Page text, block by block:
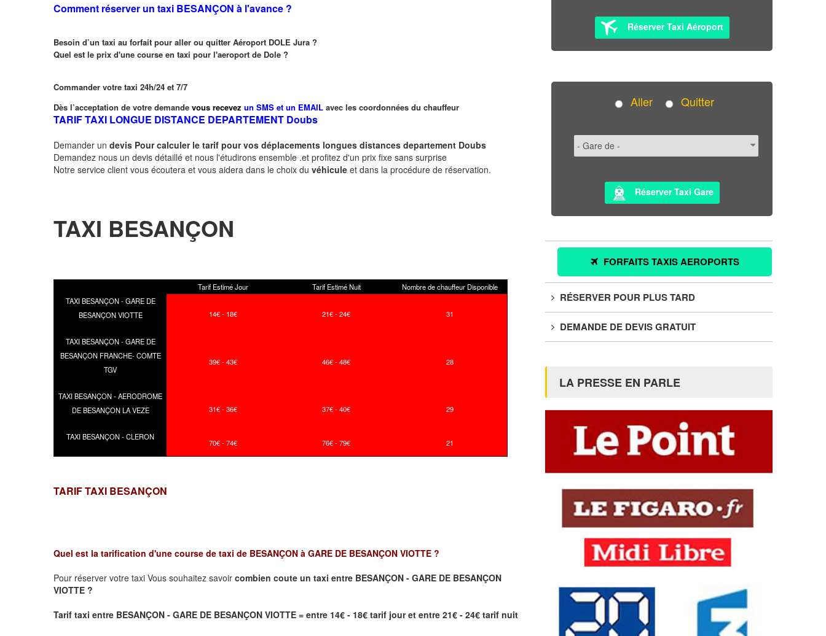
Comment réserver un taxi BESANÇON à l'avance ?
Besoin d’un taxi au forfait pour aller ou quitter Aéroport DOLE Jura ?
Quel est le prix d'une course en taxi pour l'aeroport de Dole ?
Commander votre taxi 24h/24 et 7/7
Dès l’acceptation de votre demande vous recevez un SMS et un EMAIL avec les coordonnées du chauffeur
TARIF TAXI LONGUE DISTANCE DEPARTEMENT Doubs
Demander un devis Pour calculer le tarif pour vos déplacements longues distances departement Doubs
Demandez nous un devis détaillé et nous l'étudirons ensemble .et profitez d'un prix fixe sans surprise
Notre service client vous écoutera et vous aidera dans le choix du véhicule et dans la procédure de réservation.
TAXI BESANÇON
Tarif Estimé Jour Tarif Estimé Nuit
Nombre de chauffeur Disponible
TAXI BESANÇON - GARE DE
BESANÇON VIOTTE
14€ - 18€ 21€ - 24€ 31
TAXI BESANÇON - GARE DE
BESANÇON FRANCHE- COMTE
TGV
39€ - 43€ 46€ - 48€ 28
TAXI BESANÇON - AERODROME
DE BESANÇON LA VEZE
31€ - 36€ 37€ - 40€ 29
TAXI BESANÇON - CLERON
70€ - 74€ 76€ - 79€ 21
TARIF TAXI BESANÇON
Quel est la tarification d'une course de taxi de BESANÇON à GARE DE BESANÇON VIOTTE ?
Pour réserver votre taxi Vous souhaitez savoir combien coute un taxi entre BESANÇON - GARE DE BESANÇON
VIOTTE ?
Tarif taxi entre BESANÇON - GARE DE BESANÇON VIOTTE = entre 14€ - 18€ tarif jour et entre 21€ - 24€ tarif nuit
Réserver Taxi Aéroport
Aller Quitter
Réserver Taxi Gare
FORFAITS TAXIS AEROPORTS
RÉSERVER POUR PLUS TARD
DEMANDE DE DEVIS GRATUIT
LA PRESSE EN PARLE